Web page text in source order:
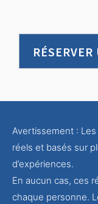
Avertissement :
réels et basés sur
d’expériences.
En aucun cas, ces
chaque personne.